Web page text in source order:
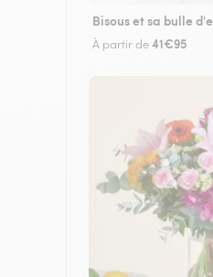
Bisous et sa bulle
À partir de41€95